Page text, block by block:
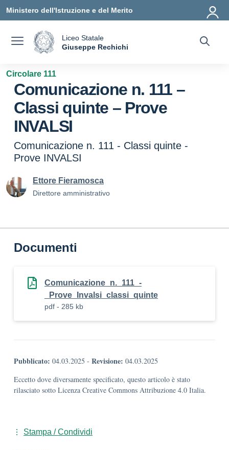
Ministero dell'Istruzione e del Merito
Liceo Statale
Giuseppe Rechichi
Circolare 111
Comunicazione n. 111 –
Classi quinte – Prove
INVALSI
Comunicazione n. 111 - Classi quinte -
Prove INVALSI
Ettore Fieramosca
Direttore amministrativo
Documenti
Comunicazione_n._111_-
_Prove_Invalsi_classi_quinte
pdf - 285 kb
Pubblicato: 04.03.2025 - Revisione: 04.03.2025
Eccetto dove diversamente specificato, questo articolo è stato
rilasciato sotto Licenza Creative Commons Attribuzione 4.0 Italia.
Stampa / Condividi